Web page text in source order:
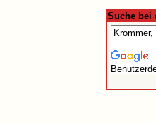
Suche bei